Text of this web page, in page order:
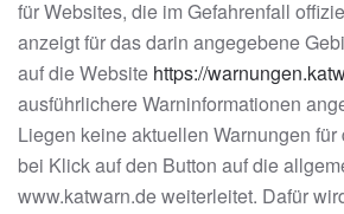
für Websites, die im Gefahrenfall
anzeigt für das darin angegebene
auf die Website https://
ausführlichere Warninformationen
Liegen keine aktuellen Warnungen für
bei Klick auf den Button auf die
www.katwarn.de weiterleitet. Dafür